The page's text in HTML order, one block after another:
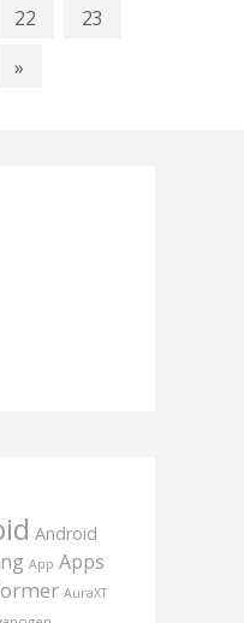
22
23
»
Android
App Apps
AuraXT